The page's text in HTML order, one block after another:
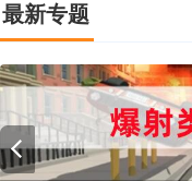
最新专题